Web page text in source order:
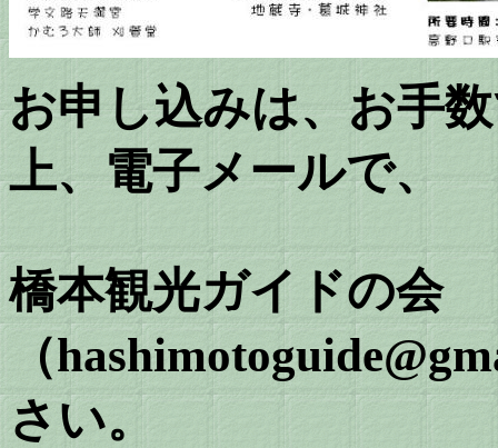
お申し込みは、お手
上、電子メールで、
橋本観光ガイドの会
（
さい。